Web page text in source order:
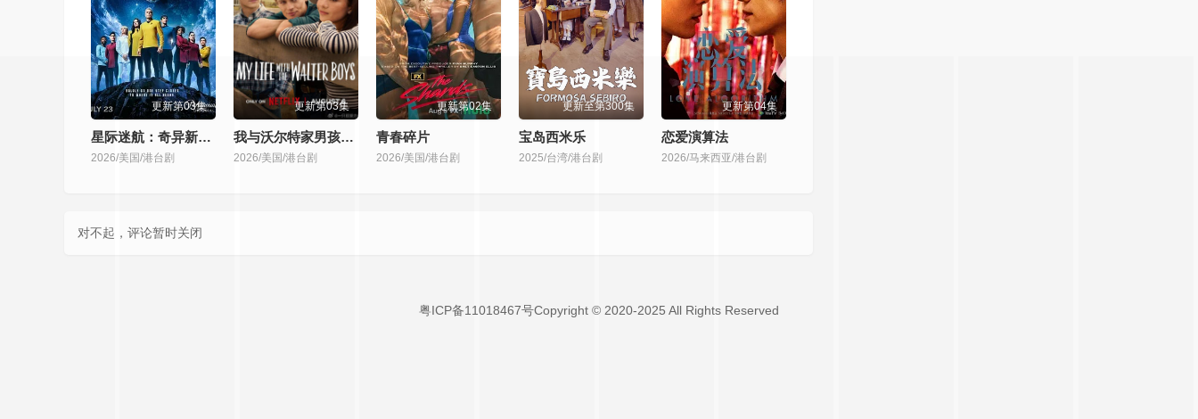
第307集 第308集 第309集 第310集 第311集 第312集 第313集 第314集
第315集 第316集 第317集 第318集 第319集 第320集 第321集 第322集
第323集 第324集 第325集 第326集 第327集 第328集 第329集 第330集
第331集 第333集 第334集 第336集 第338集
第359集 第360集 第361集 第362集
更新第03集
星际迷航：奇异新世界 第四季
2026/美国/港台剧
更新第03集
我与沃尔特家男孩的生活 第三季
2026/美国/港台剧
更新第02集
青春碎片
2026/美国/港台剧
更新至第300集
宝岛西米乐
2025/台湾/港台剧
更新第04集
恋爱演算法
2026/马来西亚/港台剧
对不起，评论暂时关闭
粤ICP备11018467号Copyright © 2020-2025 All Rights Reserved